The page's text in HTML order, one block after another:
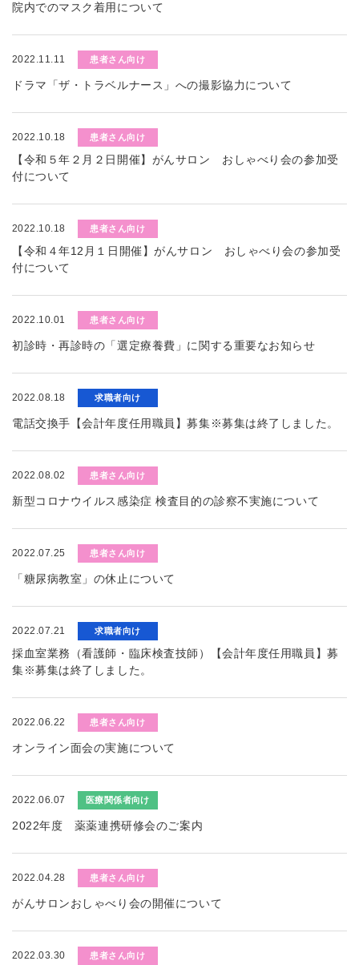
院内でのマスク着用について
2022.11.11 患者さん向け
ドラマ「ザ・トラベルナース」への撮影協力について
2022.10.18 患者さん向け
【令和５年２月２日開催】がんサロン おしゃべり会の参加受
付について
2022.10.18 患者さん向け
【令和４年12月１日開催】がんサロン おしゃべり会の参加受
付について
2022.10.01 患者さん向け
初診時・再診時の「選定療養費」に関する重要なお知らせ
2022.08.18 求職者向け
電話交換手【会計年度任用職員】募集※募集は終了しました。
2022.08.02 患者さん向け
新型コロナウイルス感染症 検査目的の診察不実施について
2022.07.25 患者さん向け
「糖尿病教室」の休止について
2022.07.21 求職者向け
採血室業務（看護師・臨床検査技師）【会計年度任用職員】募
集※募集は終了しました。
2022.06.22 患者さん向け
オンライン面会の実施について
2022.06.07 医療関係者向け
2022年度 薬薬連携研修会のご案内
2022.04.28 患者さん向け
がんサロンおしゃべり会の開催について
2022.03.30 患者さん向け